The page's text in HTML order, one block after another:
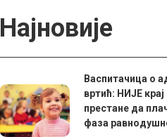
Најновије
Васпитачица о
вртић: НИЈЕ
престане да
фаза